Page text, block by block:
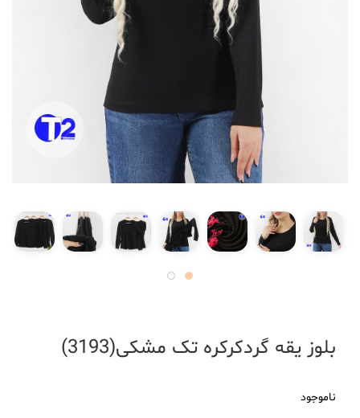
بلوز یقه گردکرکره تک مشکی(3193)
ناموجود